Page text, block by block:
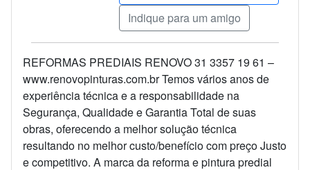
Indique para um amigo
REFORMAS PREDIAIS RENOVO 31 3357 19 61 –
www.renovopinturas.com.br Temos vários anos de
experiência técnica e a responsabilidade na
Segurança, Qualidade e Garantia Total de suas
obras, oferecendo a melhor solução técnica
resultando no melhor custo/benefício com preço Justo
e competitivo. A marca da reforma e pintura predial